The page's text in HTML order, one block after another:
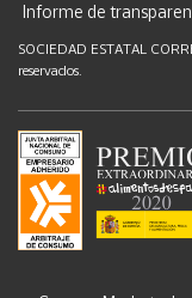
Informe de
SOCIEDAD ESTATAL
reservados.